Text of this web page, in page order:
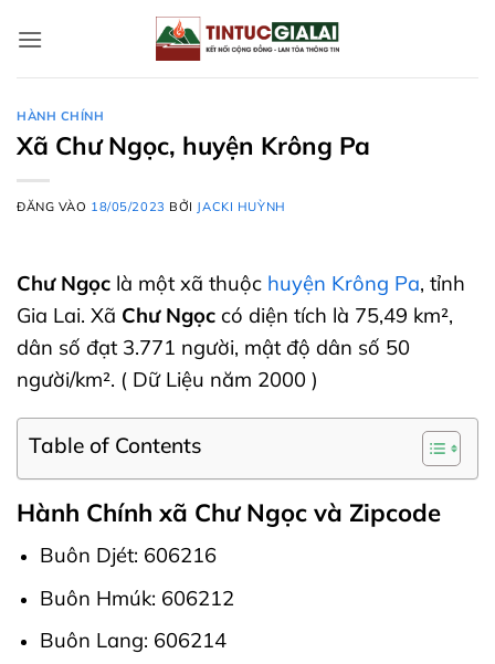
qua
HÀNH CHÍNH
Xã Chư Ngọc, huyện Krông Pa
ĐĂNG VÀO 18/05/2023 BỞI JACKI HUỲNH
Chư Ngọc là một xã thuộc huyện Krông Pa, tỉnh
Gia Lai. Xã Chư Ngọc có diện tích là 75,49 km²,
dân số đạt 3.771 người, mật độ dân số 50
người/km². ( Dữ Liệu năm 2000 )
Table of Contents
Hành Chính xã Chư Ngọc và Zipcode
Buôn Djét: 606216
Buôn Hmúk: 606212
Buôn Lang: 606214